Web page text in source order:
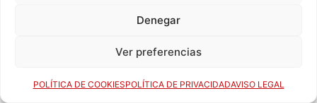
Denegar
Ver preferencias
POLÍTICA DE COOKIESPOLÍTICA DE PRIVACIDADAVISO LEGAL